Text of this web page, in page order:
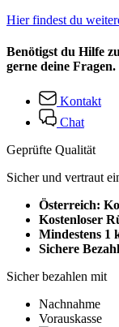
Hier findest du
Benötigst du Hilfe
gerne deine Fragen.
Kontakt
Chat
Geprüfte Qualität
Sicher und vertraut
Österreich:
Kostenloser
Mindestens 1
Sichere
Sicher bezahlen mit
Nachnahme
Vorauskasse